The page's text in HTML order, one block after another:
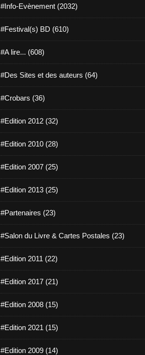
#Info-Evènement (2032)
#Festival(s) BD (610)
#A lire... (608)
#Des Sites et des auteurs (64)
#Crobars (36)
#Edition 2012 (32)
#Edition 2010 (28)
#Edition 2007 (25)
#Edition 2013 (25)
#Partenaires (23)
#Salon du Livre & Cartes Postales (23)
#Edition 2011 (22)
#Edition 2017 (21)
#Edition 2008 (15)
#Edition 2021 (15)
#Edition 2009 (14)